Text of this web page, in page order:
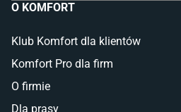
O KOMFORT
Klub Komfort dla klientów
Komfort Pro dla firm
O firmie
Dla prasy